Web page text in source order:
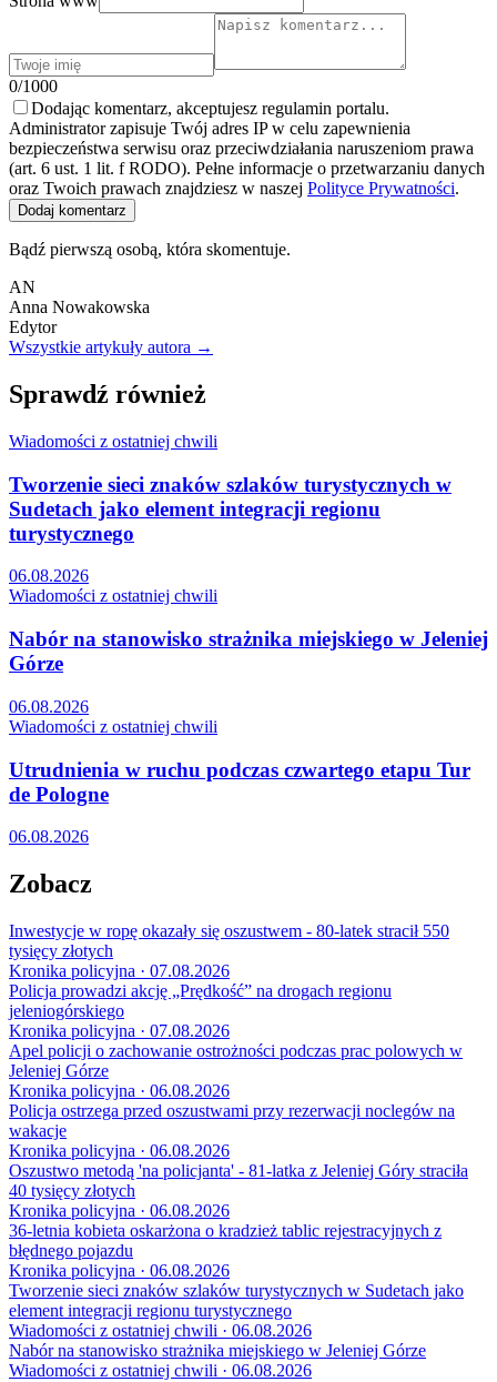
0/1000
Dodając komentarz, akceptujesz regulamin portalu.
Administrator zapisuje Twój adres IP w celu zapewnienia
bezpieczeństwa serwisu oraz przeciwdziałania naruszeniom prawa
(art. 6 ust. 1 lit. f RODO). Pełne informacje o przetwarzaniu danych
oraz Twoich prawach znajdziesz w naszej Polityce Prywatności.
Dodaj komentarz
Bądź pierwszą osobą, która skomentuje.
AN
Anna Nowakowska
Edytor
Wszystkie artykuły autora →
Sprawdź również
Wiadomości z ostatniej chwili
Tworzenie sieci znaków szlaków turystycznych w
Sudetach jako element integracji regionu
turystycznego
06.08.2026
Wiadomości z ostatniej chwili
Nabór na stanowisko strażnika miejskiego w Jeleniej
Górze
06.08.2026
Wiadomości z ostatniej chwili
Utrudnienia w ruchu podczas czwartego etapu Tur
de Pologne
06.08.2026
Zobacz
Inwestycje w ropę okazały się oszustwem - 80-latek stracił 550
tysięcy złotych
Kronika policyjna · 07.08.2026
Policja prowadzi akcję „Prędkość” na drogach regionu
jeleniogórskiego
Kronika policyjna · 07.08.2026
Apel policji o zachowanie ostrożności podczas prac polowych w
Jeleniej Górze
Kronika policyjna · 06.08.2026
Policja ostrzega przed oszustwami przy rezerwacji noclegów na
wakacje
Kronika policyjna · 06.08.2026
Oszustwo metodą 'na policjanta' - 81-latka z Jeleniej Góry straciła
40 tysięcy złotych
Kronika policyjna · 06.08.2026
36-letnia kobieta oskarżona o kradzież tablic rejestracyjnych z
błędnego pojazdu
Kronika policyjna · 06.08.2026
Tworzenie sieci znaków szlaków turystycznych w Sudetach jako
element integracji regionu turystycznego
Wiadomości z ostatniej chwili · 06.08.2026
Nabór na stanowisko strażnika miejskiego w Jeleniej Górze
Wiadomości z ostatniej chwili · 06.08.2026